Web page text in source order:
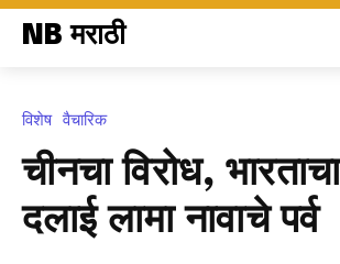
NB मराठी
विशेष वैचारिक
चीनचा विरोध,
दलाई लामा नावाचे पर्व